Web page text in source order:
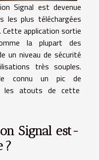
Signal est devenue
les plus téléchargées
Cette application sortie
la plupart des
un niveau de sécurité
très souples.
connu un pic de
les atouts de cette
Signal est-
?